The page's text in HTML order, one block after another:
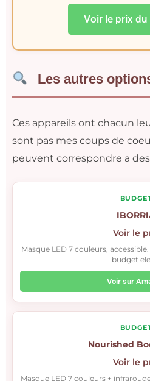
Voir le prix du
Les autres
Ces appareils ont chacun
sont pas mes coups de
peuvent correspondre a
Voir le
Masque LED 7 couleurs,
budget
Voir sur
Nourished
Voir le
Masque LED 7 couleurs +